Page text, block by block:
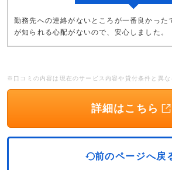
勤務先への連絡がないところが一番良かった
が知られる心配がないので、安心しました。
※口コミの内容は現在のサービス内容や貸付条件と異な
詳細はこちら
前のページへ戻